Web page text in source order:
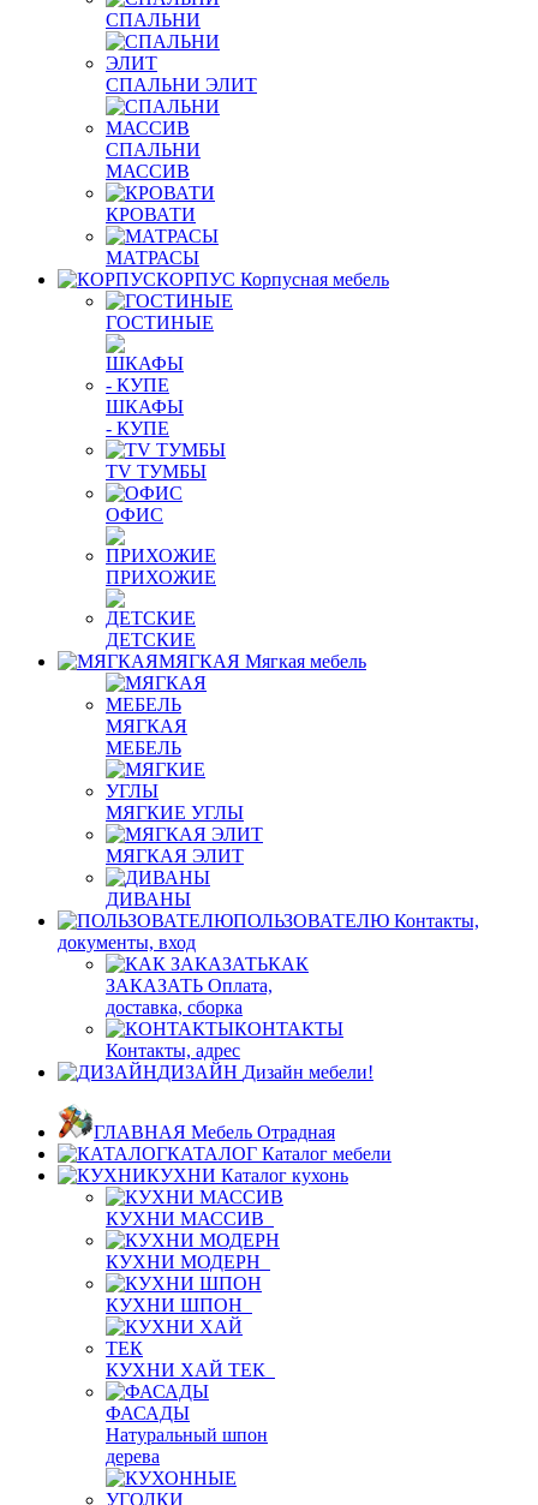
СПАЛЬНИ
СПАЛЬНИ ЭЛИТ
СПАЛЬНИ
МАССИВ
КРОВАТИ
МАТРАСЫ
КОРПУС Корпусная мебель
ГОСТИНЫЕ
ШКАФЫ
- КУПЕ
TV ТУМБЫ
ОФИС
ПРИХОЖИЕ
ДЕТСКИЕ
МЯГКАЯ Мягкая мебель
МЯГКАЯ
МЕБЕЛЬ
МЯГКИЕ УГЛЫ
МЯГКАЯ ЭЛИТ
ДИВАНЫ
ПОЛЬЗОВАТЕЛЮ Контакты,
документы, вход
КАК
ЗАКАЗАТЬ Оплата,
доставка, сборка
КОНТАКТЫ
Контакты, адрес
ДИЗАЙН Дизайн мебели!
ГЛАВНАЯ Мебель Отрадная
КАТАЛОГ Каталог мебели
КУХНИ Каталог кухонь
КУХНИ МАССИВ
КУХНИ МОДЕРН
КУХНИ ШПОН
КУХНИ ХАЙ ТЕК
ФАСАДЫ
Натуральный шпон
дерева